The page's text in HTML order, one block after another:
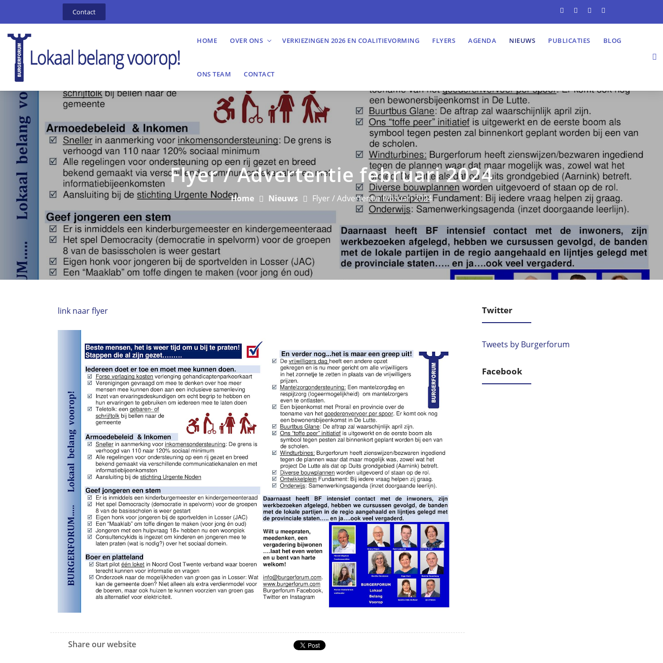
Contact
HOME OVER ONS VERKIEZINGEN 2026 EN COALITIEVORMING FLYERS AGENDA NIEUWS PUBLICATIES BLOG
ONS TEAM CONTACT
Flyer / Advertentie februari 2024
Home Nieuws Flyer / Advertentie februari 2024
link naar flyer
Share our website
Twitter
Tweets by Burgerforum
Facebook